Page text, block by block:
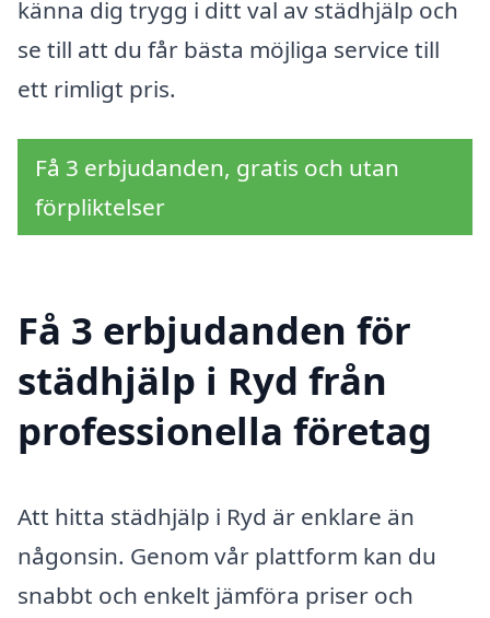
känna dig trygg i ditt val av städhjälp och
se till att du får bästa möjliga service till
ett rimligt pris.
Få 3 erbjudanden, gratis och utan
förpliktelser
Få 3 erbjudanden för
städhjälp i Ryd från
professionella företag
Att hitta städhjälp i Ryd är enklare än
någonsin. Genom vår plattform kan du
snabbt och enkelt jämföra priser och